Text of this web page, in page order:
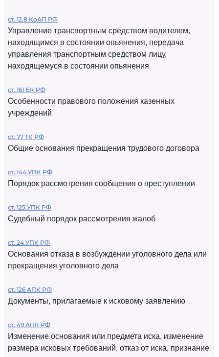
ст. 12.8 КоАП РФ
Управление транспортным средством водителем,
находящимся в состоянии опьянения, передача
управления транспортным средством лицу,
находящемуся в состоянии опьянения
ст. 161 БК РФ
Особенности правового положения казенных
учреждений
ст. 77 ТК РФ
Общие основания прекращения трудового договора
ст. 144 УПК РФ
Порядок рассмотрения сообщения о преступлении
ст. 125 УПК РФ
Судебный порядок рассмотрения жалоб
ст. 24 УПК РФ
Основания отказа в возбуждении уголовного дела или
прекращения уголовного дела
ст. 126 АПК РФ
Документы, прилагаемые к исковому заявлению
ст. 49 АПК РФ
Изменение основания или предмета иска, изменение
размера исковых требований, отказ от иска, признание